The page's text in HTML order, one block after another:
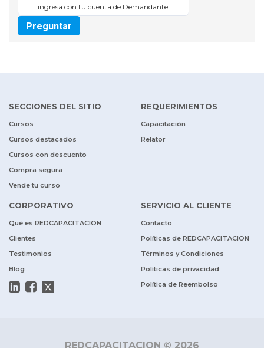
ingresa con tu cuenta de Demandante.
Preguntar
SECCIONES DEL SITIO
Cursos
Cursos destacados
Cursos con descuento
Compra segura
Vende tu curso
REQUERIMIENTOS
Capacitación
Relator
CORPORATIVO
Qué es REDCAPACITACION
Clientes
Testimonios
Blog
SERVICIO AL CLIENTE
Contacto
Políticas de REDCAPACITACION
Términos y Condiciones
Políticas de privacidad
Política de Reembolso
REDCAPACITACION © 2026